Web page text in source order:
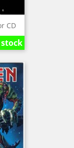
CD
stock
stock
stock